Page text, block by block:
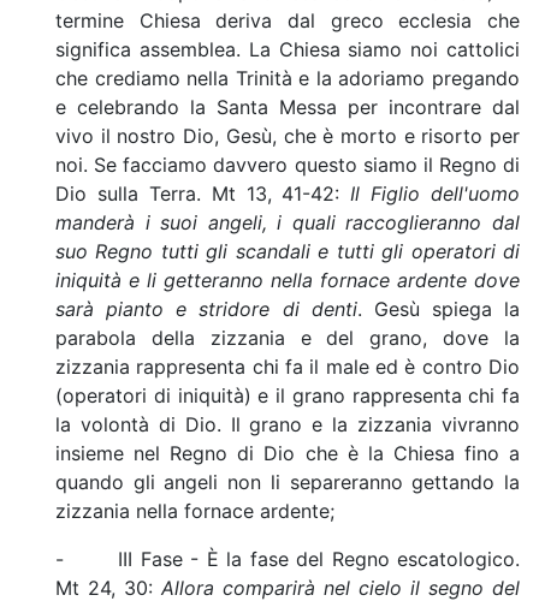
termine Chiesa deriva dal greco ecclesia che
significa assemblea. La Chiesa siamo noi cattolici
che crediamo nella Trinità e la adoriamo pregando
e celebrando la Santa Messa per incontrare dal
vivo il nostro Dio, Gesù, che è morto e risorto per
noi. Se facciamo davvero questo siamo il Regno di
Dio sulla Terra. Mt 13, 41-42: Il Figlio dell'uomo
manderà i suoi angeli, i quali raccoglieranno dal
suo Regno tutti gli scandali e tutti gli operatori di
iniquità e li getteranno nella fornace ardente dove
sarà pianto e stridore di denti. Gesù spiega la
parabola della zizzania e del grano, dove la
zizzania rappresenta chi fa il male ed è contro Dio
(operatori di iniquità) e il grano rappresenta chi fa
la volontà di Dio. Il grano e la zizzania vivranno
insieme nel Regno di Dio che è la Chiesa fino a
quando gli angeli non li separeranno gettando la
zizzania nella fornace ardente;
- III Fase - È la fase del Regno escatologico.
Mt 24, 30: Allora comparirà nel cielo il segno del